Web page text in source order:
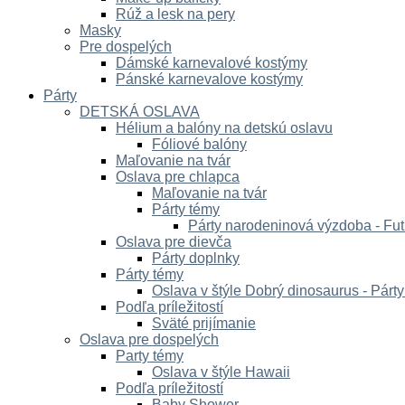
Rúž a lesk na pery
Masky
Pre dospelých
Dámské karnevalové kostýmy
Pánské karnevalove kostýmy
Párty
DETSKÁ OSLAVA
Hélium a balóny na detskú oslavu
Fóliové balóny
Maľovanie na tvár
Oslava pre chlapca
Maľovanie na tvár
Párty témy
Párty narodeninová výzdoba -
Oslava pre dievča
Párty doplnky
Párty témy
Oslava v štýle Dobrý dinosaurus -
Podľa príležitostí
Sväté prijímanie
Oslava pre dospelých
Party témy
Oslava v štýle Hawaii
Podľa príležitostí